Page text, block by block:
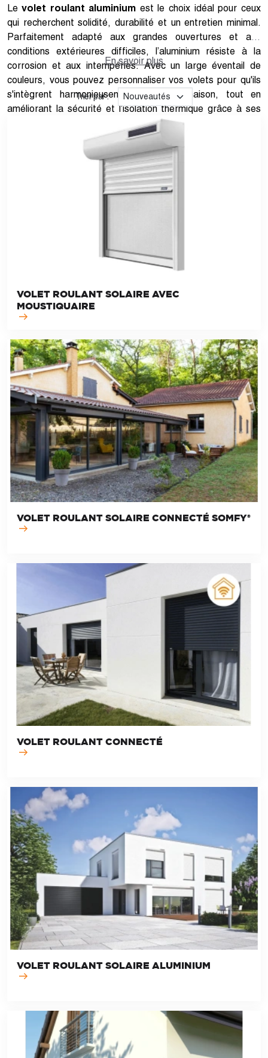
Le volet roulant aluminium est le choix idéal pour ceux
qui recherchent solidité, durabilité et un entretien minimal.
Parfaitement adapté aux grandes ouvertures et aux
conditions extérieures difficiles, l’aluminium résiste à la
corrosion et aux intempéries. Avec un large éventail de
couleurs, vous pouvez personnaliser vos volets pour qu'ils
s'intègrent harmonieusement à votre maison, tout en
améliorant la sécurité et l’isolation thermique grâce à ses
En savoir plus
Trier par :
VOLET ROULANT SOLAIRE AVEC
MOUSTIQUAIRE
VOLET ROULANT SOLAIRE CONNECTÉ SOMFY®
VOLET ROULANT CONNECTÉ
VOLET ROULANT SOLAIRE ALUMINIUM